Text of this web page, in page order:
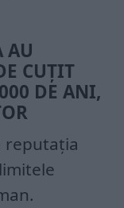
AU
CUȚIT
DE ANI,
reputația